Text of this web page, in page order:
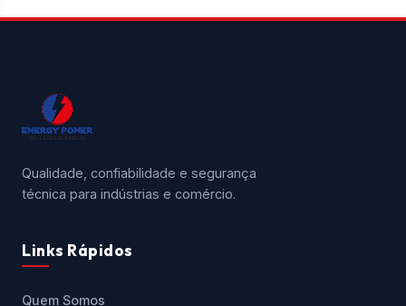
Qualidade, confiabilidade e segurança
técnica para indústrias e comércio.
Links Rápidos
Quem Somos